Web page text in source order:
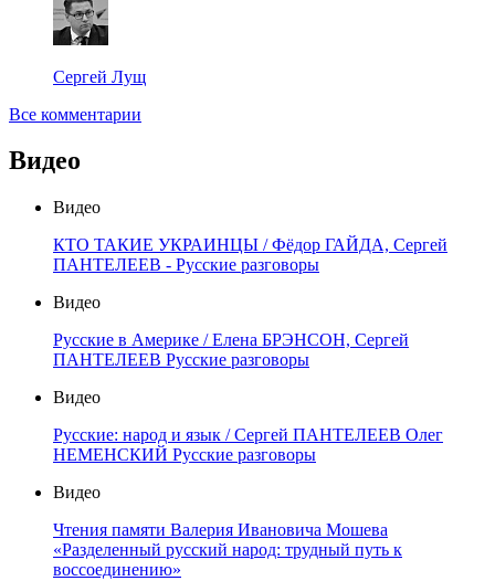
Сергей Лущ
Все комментарии
Видео
Видео
КТО ТАКИЕ УКРАИНЦЫ / Фёдор ГАЙДА, Сергей
ПАНТЕЛЕЕВ - Русские разговоры
Видео
Русские в Америке / Елена БРЭНСОН, Сергей
ПАНТЕЛЕЕВ Русские разговоры
Видео
Русские: народ и язык / Сергей ПАНТЕЛЕЕВ Олег
НЕМЕНСКИЙ Русские разговоры
Видео
Чтения памяти Валерия Ивановича Мошева
«Разделенный русский народ: трудный путь к
воссоединению»